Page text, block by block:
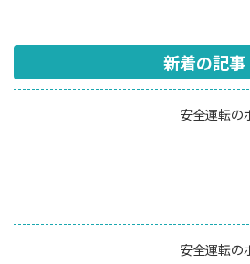
新着の記事
安全運転の
安全運転の